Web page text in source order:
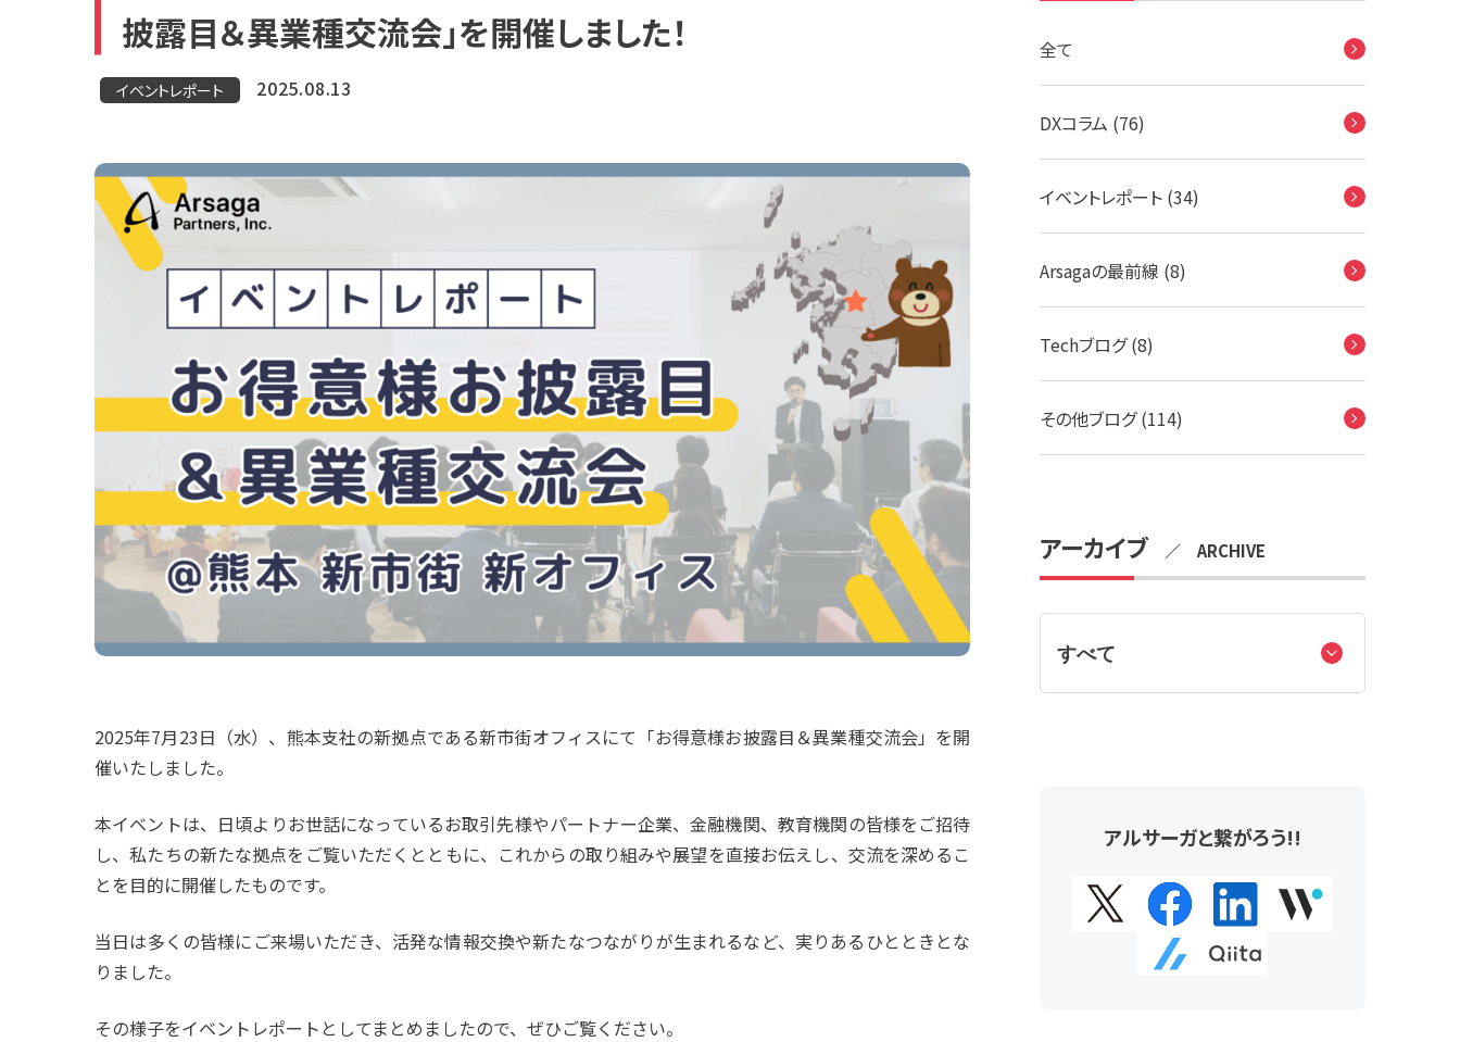
披露目＆異業種交流会」を開催しました！
イベントレポート 2025.08.13
2025年7月23日（水）、熊本支社の新拠点である新市街オフィスにて「お得意様お披露目＆異業種交流会」を開
催いたしました。
本イベントは、日頃よりお世話になっているお取引先様やパートナー企業、金融機関、教育機関の皆様をご招待
し、私たちの新たな拠点をご覧いただくとともに、これからの取り組みや展望を直接お伝えし、交流を深めるこ
とを目的に開催したものです。
当日は多くの皆様にご来場いただき、活発な情報交換や新たなつながりが生まれるなど、実りあるひとときとな
りました。
その様子をイベントレポートとしてまとめましたので、ぜひご覧ください。
全て
DXコラム (76)
イベントレポート (34)
Arsagaの最前線 (8)
Techブログ (8)
その他ブログ (114)
アーカイブ ／ ARCHIVE
アルサーガと繋がろう!!